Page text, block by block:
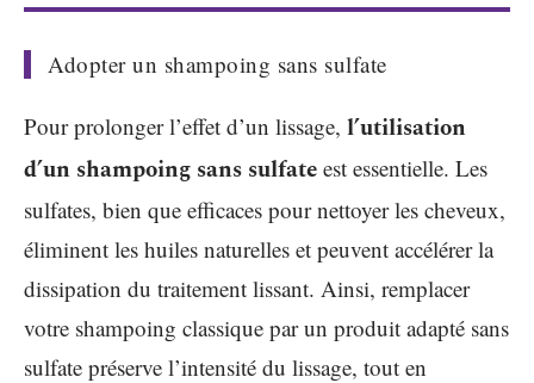
Adopter un shampoing sans sulfate
Pour prolonger l’effet d’un lissage, l’utilisation
d’un shampoing sans sulfate est essentielle. Les
sulfates, bien que efficaces pour nettoyer les cheveux,
éliminent les huiles naturelles et peuvent accélérer la
dissipation du traitement lissant. Ainsi, remplacer
votre shampoing classique par un produit adapté sans
sulfate préserve l’intensité du lissage, tout en